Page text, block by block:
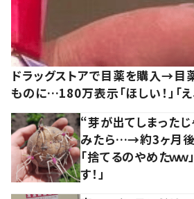
ドラッグストアで目薬を購入→目
ものに…180万表示「ほしい！」「え
“芽が出てしまった
みたら…→約3ヶ月後
「捨てるのやめたｗｗ
す！」